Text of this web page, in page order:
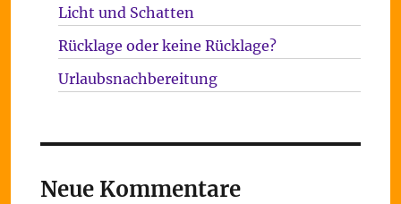
Licht und Schatten
Rücklage oder keine Rücklage?
Urlaubsnachbereitung
Neue Kommentare